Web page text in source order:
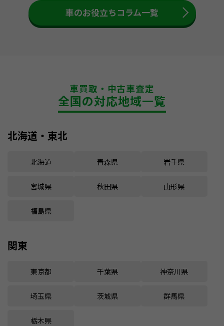
車のお役立ちコラム一覧
車買取・中古車査定
全国の対応地域一覧
北海道・東北
北海道 青森県 岩手県
宮城県 秋田県 山形県
福島県
関東
東京都 千葉県 神奈川県
埼玉県 茨城県 群馬県
栃木県